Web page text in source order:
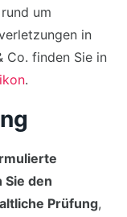
um
in
Co. finden Sie in
.
den
Prüfung,